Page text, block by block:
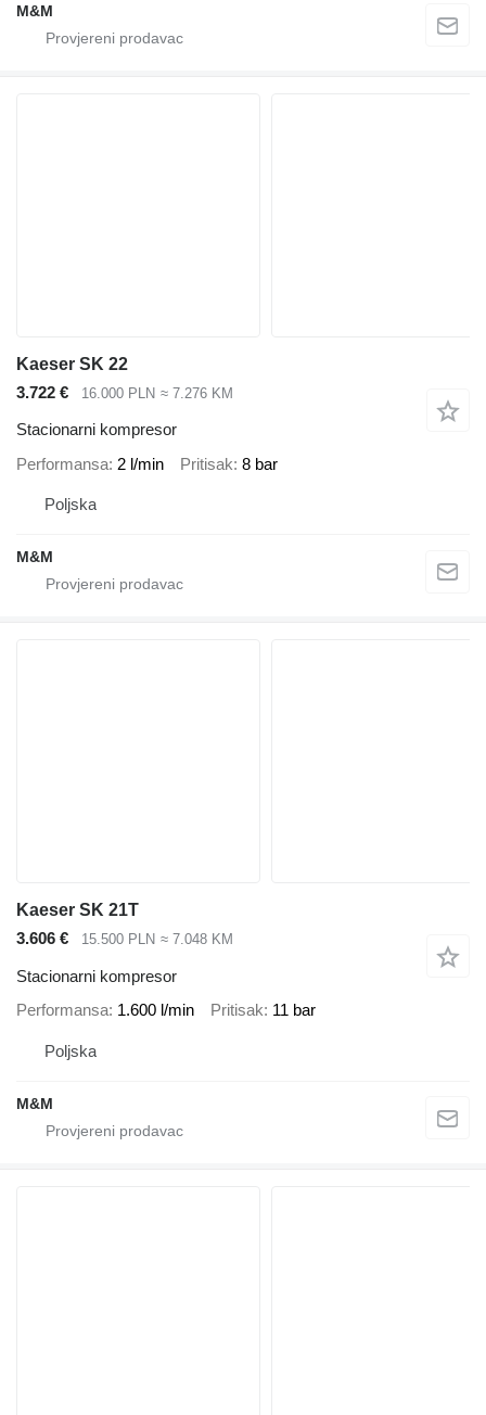
M&M
Kaeser SK 22
3.722 €
16.000 PLN ≈ 7.276 KM
Stacionarni kompresor
Performansa 2 l/min Pritisak 8 bar
Poljska
M&M
Kaeser SK 21T
3.606 €
15.500 PLN ≈ 7.048 KM
Stacionarni kompresor
Performansa 1.600 l/min Pritisak 11 bar
Poljska
M&M